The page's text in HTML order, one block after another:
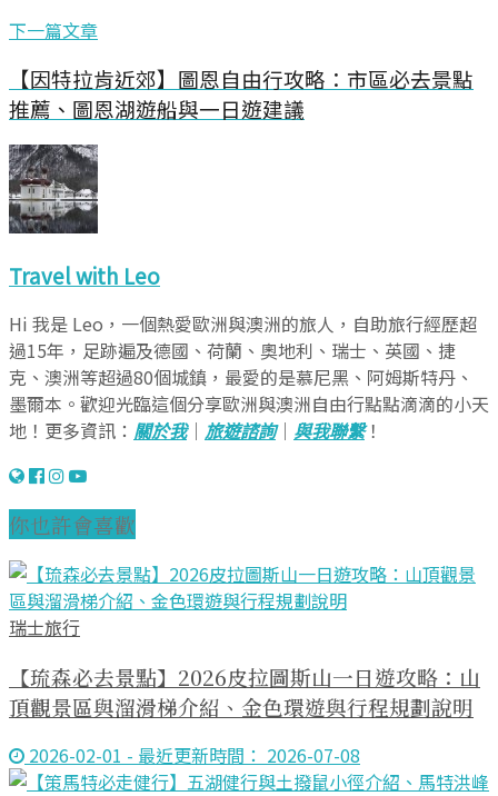
下一篇文章
【因特拉肯近郊】圖恩自由行攻略：市區必去景點
推薦、圖恩湖遊船與一日遊建議
Travel with Leo
Hi 我是 Leo，一個熱愛歐洲與澳洲的旅人，自助旅行經歷超
過15年，足跡遍及德國、荷蘭、奧地利、瑞士、英國、捷
克、澳洲等超過80個城鎮，最愛的是慕尼黑、阿姆斯特丹、
墨爾本。歡迎光臨這個分享歐洲與澳洲自由行點點滴滴的小天
地！更多資訊： 關於我｜ 旅遊諮詢｜ 與我聯繫！
你也許會喜歡
瑞士旅行
【琉森必去景點】2026皮拉圖斯山一日遊攻略：山
頂觀景區與溜滑梯介紹、金色環遊與行程規劃說明
2026-02-01 - 最近更新時間： 2026-07-08